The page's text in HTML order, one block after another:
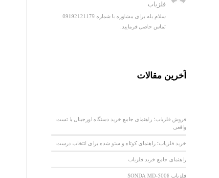
فلزیاب
سلام بله برای مشاوره با شماره 09192121179
تماس حاصل فرمایید.
آخرین مقالات
فروش فلزیاب؛ راهنمای جامع خرید دستگاه اورجینال با تست
واقعی
خرید فلزیاب؛ راهنمای کوتاه و سئو شده برای انتخاب درست
راهنمای جامع خرید فلزیاب
فلزیاب SONDA MD-5008